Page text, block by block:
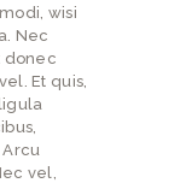
wisi
Nec
donec
Et quis,
vel,